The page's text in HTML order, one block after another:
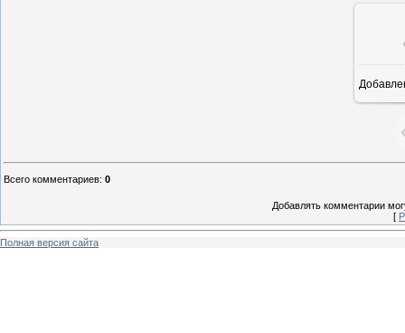
Всего комментариев: 0
Добавлять комментарии
[
Полная версия сайта